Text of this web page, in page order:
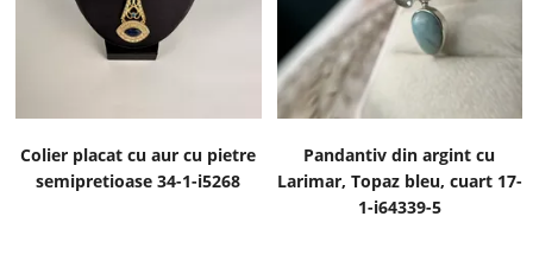
Colier placat cu aur cu pietre
semipretioase 34-1-i5268
Pandantiv din argint cu
Larimar, Topaz bleu, cuart 17-
1-i64339-5